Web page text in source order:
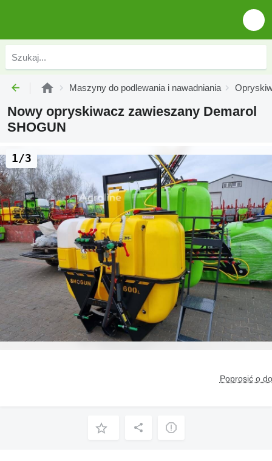
Maszyny do podlewania i nawadniania
Nowy opryskiwacz zawieszany Demarol
SHOGUN
Poprosić o
1/3